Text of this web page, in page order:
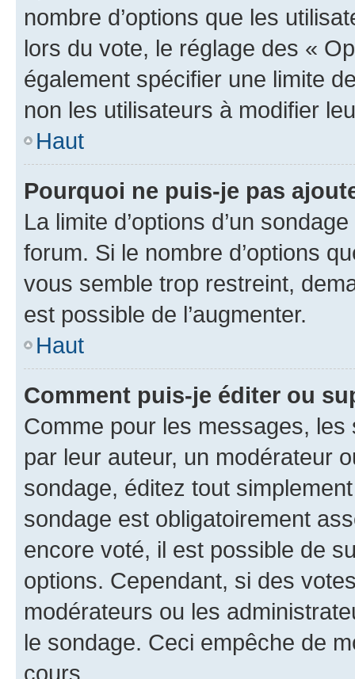
nombre d’options que les
lors du vote, le réglage des «
également spécifier une limite
non les utilisateurs à modifier
Haut
Pourquoi ne puis-je pas
La limite d’options d’un
forum. Si le nombre d’options
vous semble trop restreint,
est possible de l’augmenter.
Haut
Comment puis-je éditer ou
Comme pour les messages,
par leur auteur, un modérateur
sondage, éditez tout
sondage est obligatoirement
encore voté, il est possible de
options. Cependant, si des
modérateurs ou les
le sondage. Ceci empêche de
cours.